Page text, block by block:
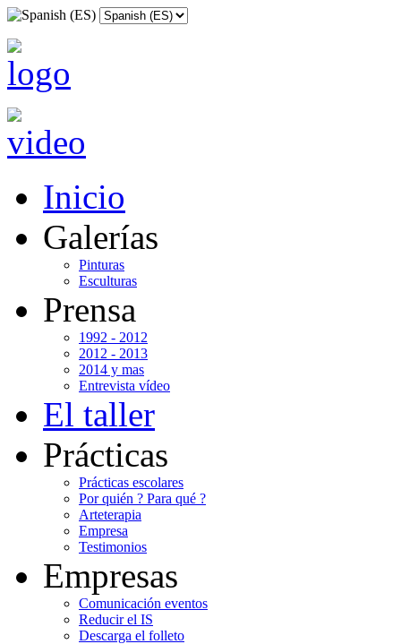
Inicio
Galerías
Pinturas
Esculturas
Prensa
1992 - 2012
2012 - 2013
2014 y mas
Entrevista vídeo
El taller
Prácticas
Prácticas escolares
Por quién ? Para qué ?
Arteterapia
Empresa
Testimonios
Empresas
Comunicación eventos
Reducir el IS
Descarga el folleto